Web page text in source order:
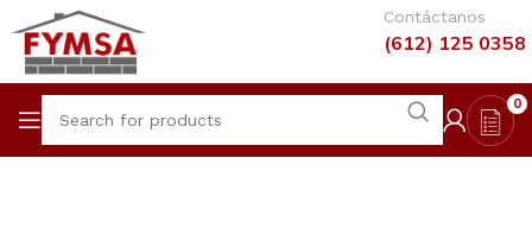
Contáctanos
(612) 125 0358
0